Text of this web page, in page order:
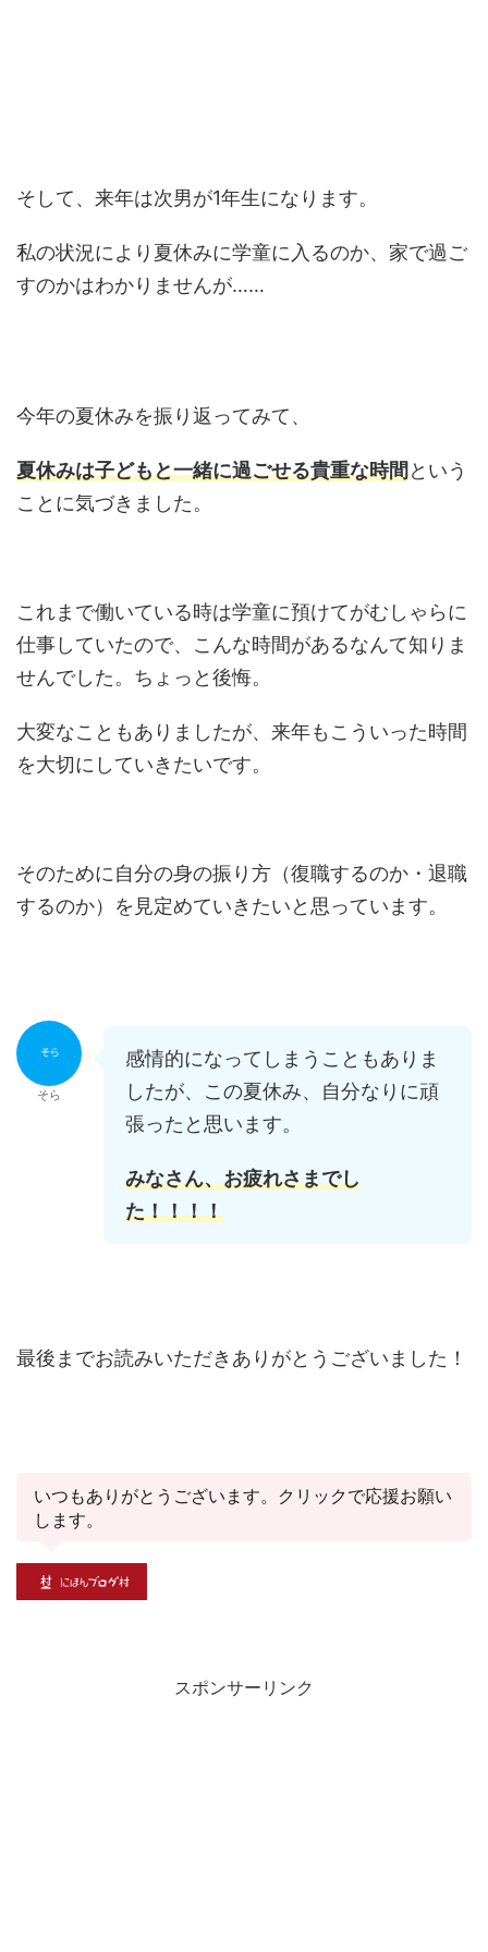
そして、来年は次男が1年生になります。
私の状況により夏休みに学童に入るのか、家で過ご
すのかはわかりませんが……
今年の夏休みを振り返ってみて、
夏休みは子どもと一緒に過ごせる貴重な時間という
ことに気づきました。
これまで働いている時は学童に預けてがむしゃらに
仕事していたので、こんな時間があるなんて知りま
せんでした。ちょっと後悔。
大変なこともありましたが、来年もこういった時間
を大切にしていきたいです。
そのために自分の身の振り方（復職するのか・退職
するのか）を見定めていきたいと思っています。
そら
感情的になってしまうこともありま
したが、この夏休み、自分なりに頑
張ったと思います。
みなさん、お疲れさまでし
た！！！！
最後までお読みいただきありがとうございました！
いつもありがとうございます。クリックで応援お願い
します。
スポンサーリンク